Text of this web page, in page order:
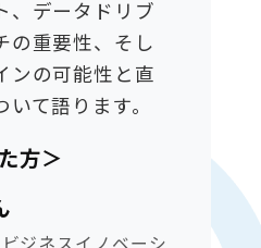
、データドリブ
の重要性、そし
ンの可能性と直
て語ります。
方＞